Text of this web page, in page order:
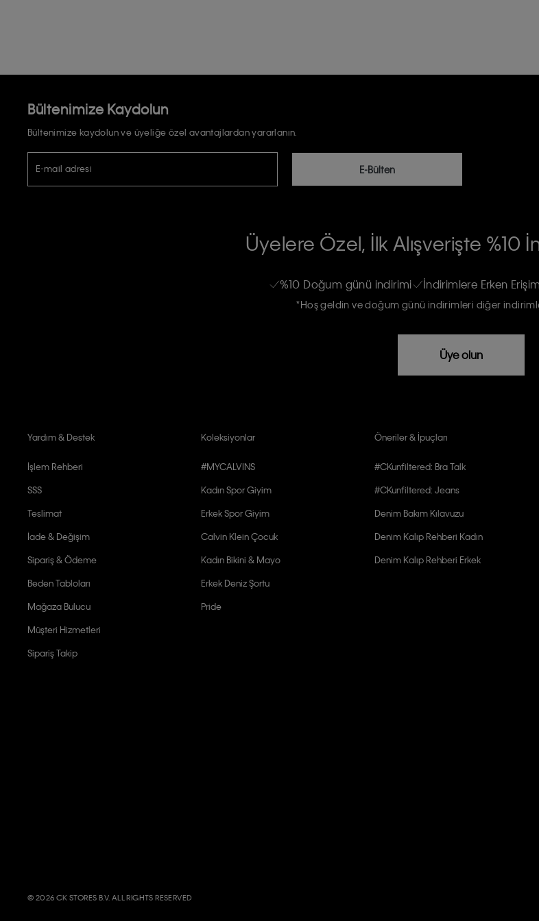
Bültenimize Kaydolun
Bültenimize kaydolun ve üyeliğe özel avantajlardan yararlanın.
E-mail adresi E-Bülten
Calvin Klein e-bültenine abone olarak, kişisel verilerimin Calvin Klein tarafına gönderileceğinin ve güncel ürün,
Üyelere Özel, İlk Alışverişte %10
%10 Doğum günü indirimi İndirimlere Erken Erişim
*Hoş geldin ve doğum günü indirimleri diğer
Üye olun
Yardım & Destek
İşlem Rehberi
SSS
Teslimat
İade & Değişim
Sipariş & Ödeme
Beden Tabloları
Mağaza Bulucu
Müşteri Hizmetleri
Sipariş Takip
Koleksiyonlar
#MYCALVINS
Kadın Spor Giyim
Erkek Spor Giyim
Calvin Klein Çocuk
Kadın Bikini & Mayo
Erkek Deniz Şortu
Pride
Öneriler & İpuçları
#CKunfiltered: Bra Talk
#CKunfiltered: Jeans
Denim Bakım Kılavuzu
Denim Kalıp Rehberi Kadın
Denim Kalıp Rehberi Erkek
© 2026 CK STORES B.V. ALL RIGHTS RESERVED